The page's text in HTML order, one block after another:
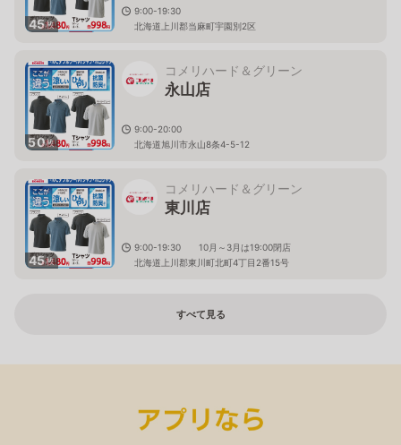
45枚
9:00-19:30
北海道上川郡当麻町宇園別2区
50枚
コメリハード＆グリーン
永山店
9:00-20:00
北海道旭川市永山8条4-5-12
45枚
コメリハード＆グリーン
東川店
9:00-19:30 10月～3月は19:00閉店
北海道上川郡東川町北町4丁目2番15号
すべて見る